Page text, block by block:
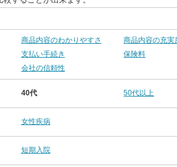
商品内容のわかりやすさ
商品内容の充実
支払い手続き
保険料
会社の信頼性
40代 50代以上
女性疾病
短期入院